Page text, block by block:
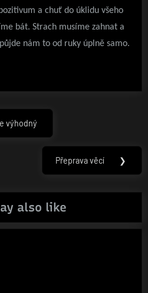
a chuť do úklidu všeho
bát. Strach musíme zahnat a
nám to od ruky úplně samo.
výhodný
Next
Přeprava věcí ❯
also like